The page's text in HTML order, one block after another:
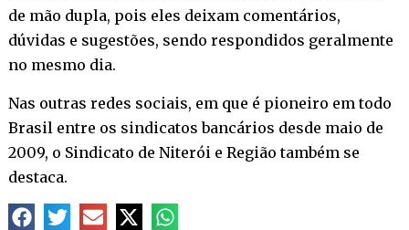
de mão dupla, pois eles deixam comentários,
dúvidas e sugestões, sendo respondidos geralmente
no mesmo dia.
Nas outras redes sociais, em que é pioneiro em todo
Brasil entre os sindicatos bancários desde maio de
2009, o Sindicato de Niterói e Região também se
destaca.